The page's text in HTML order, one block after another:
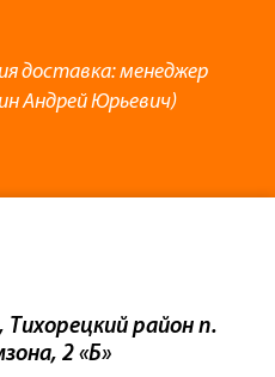
доставка: менеджер
Андрей Юрьевич)
Тихорецкий район п.
2 «Б»